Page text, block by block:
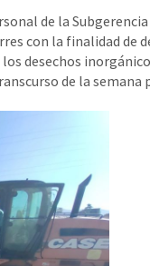
de la
con la finalidad de
desechos
de la semana